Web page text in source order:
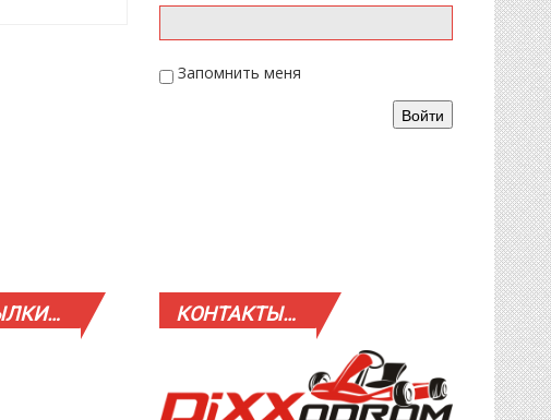
Запомнить меня
Войти
КОНТАКТЫ…